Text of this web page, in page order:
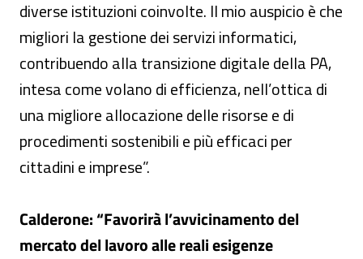
diverse istituzioni coinvolte. Il mio auspicio è che
migliori la gestione dei servizi informatici,
contribuendo alla transizione digitale della PA,
intesa come volano di efficienza, nell’ottica di
una migliore allocazione delle risorse e di
procedimenti sostenibili e più efficaci per
cittadini e imprese”.
Calderone: “Favorirà l’avvicinamento del
mercato del lavoro alle reali esigenze